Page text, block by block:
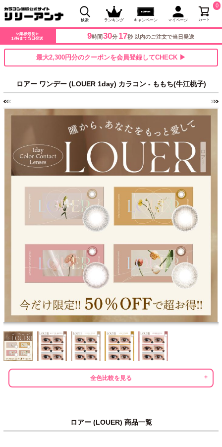
検索 ランキング キャンペーン マイページ カート
0
✨業界最長✨
17時まで当日発送
9時間 30分 16秒 以内のご注文で当日発送
最大2,300円分のクーポンを会員登録してCHECK ▶
ロアー ワンデー (LOUER 1day) カラコン - ももち(牛江桃子)
全色比較を見る
ロアー (LOUER) 商品一覧